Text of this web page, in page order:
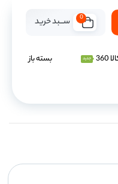
0 ســـبد خرید
360 جدید بسته باز